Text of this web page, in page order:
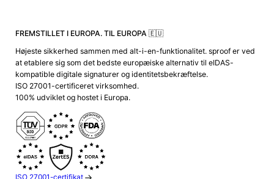
FREMSTILLET I EUROPA. TIL EUROPA 🇪🇺
Højeste sikkerhed sammen med alt-i-en-funktionalitet. sproof er ved
at etablere sig som det bedste europæiske alternativ til eIDAS-
kompatible digitale signaturer og identitetsbekræftelse.
ISO 27001-certificeret virksomhed.
100% udviklet og hostet i Europa.